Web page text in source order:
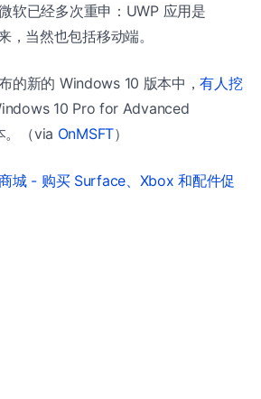
软已经多次重申：UWP 应用是
当然也包括移动端。
的新的 Windows 10 版本中，有人挖
10 Pro for Advanced
。（via OnMSFT）
城 - 购买 Surface、Xbox 和配件促